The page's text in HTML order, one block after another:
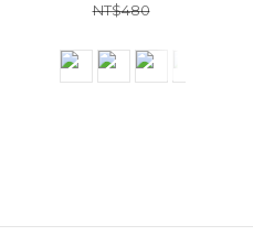
NT$480